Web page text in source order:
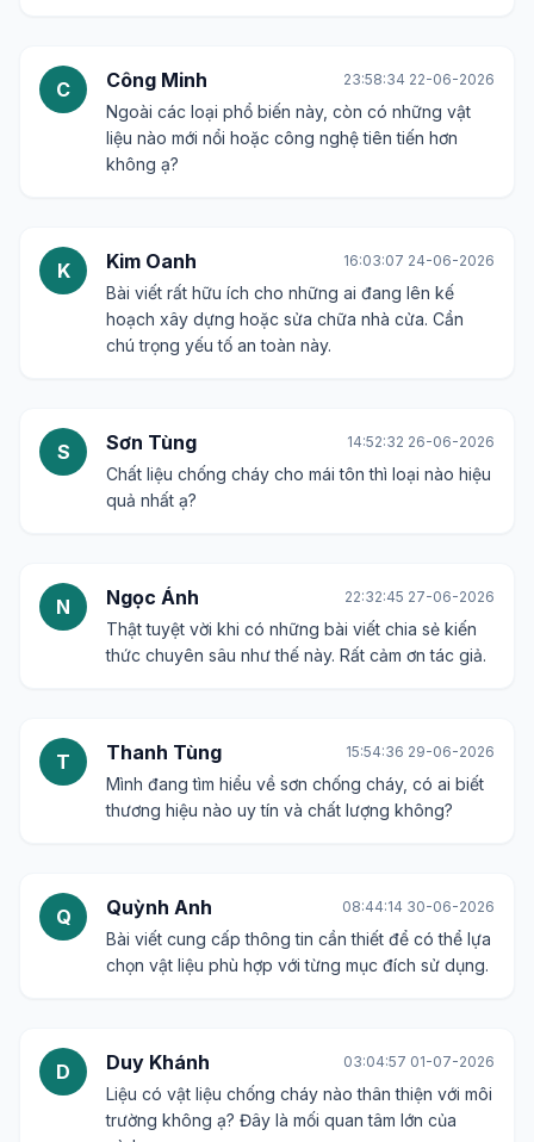
C Công Minh 23:58:34 22-06-2026
Ngoài các loại phổ biến này, còn có những vật
liệu nào mới nổi hoặc công nghệ tiên tiến hơn
không ạ?
K Kim Oanh 16:03:07 24-06-2026
Bài viết rất hữu ích cho những ai đang lên kế
hoạch xây dựng hoặc sửa chữa nhà cửa. Cần
chú trọng yếu tố an toàn này.
S Sơn Tùng 14:52:32 26-06-2026
Chất liệu chống cháy cho mái tôn thì loại nào hiệu
quả nhất ạ?
N Ngọc Ánh 22:32:45 27-06-2026
Thật tuyệt vời khi có những bài viết chia sẻ kiến
thức chuyên sâu như thế này. Rất cảm ơn tác giả.
T Thanh Tùng 15:54:36 29-06-2026
Mình đang tìm hiểu về sơn chống cháy, có ai biết
thương hiệu nào uy tín và chất lượng không?
Q Quỳnh Anh 08:44:14 30-06-2026
Bài viết cung cấp thông tin cần thiết để có thể lựa
chọn vật liệu phù hợp với từng mục đích sử dụng.
D Duy Khánh 03:04:57 01-07-2026
Liệu có vật liệu chống cháy nào thân thiện với môi
trường không ạ? Đây là mối quan tâm lớn của